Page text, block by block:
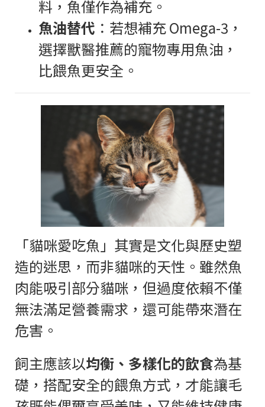
料，魚僅作為補充。
魚油替代 ：若想補充 Omega-3，
選擇獸醫推薦的寵物專用魚油，
比餵魚更安全。
「貓咪愛吃魚」其實是文化與歷史塑
造的迷思，而非貓咪的天性。雖然魚
肉能吸引部分貓咪，但過度依賴不僅
無法滿足營養需求，還可能帶來潛在
危害。
飼主應該以均衡、多樣化的飲食為基
礎，搭配安全的餵魚方式，才能讓毛